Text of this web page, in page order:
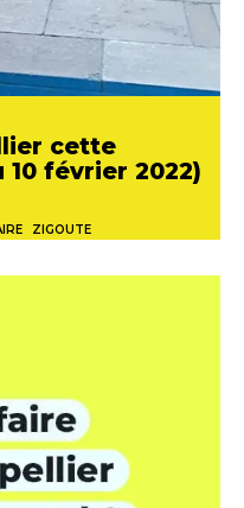
cette
10 février 2022)
ZIGOUTE